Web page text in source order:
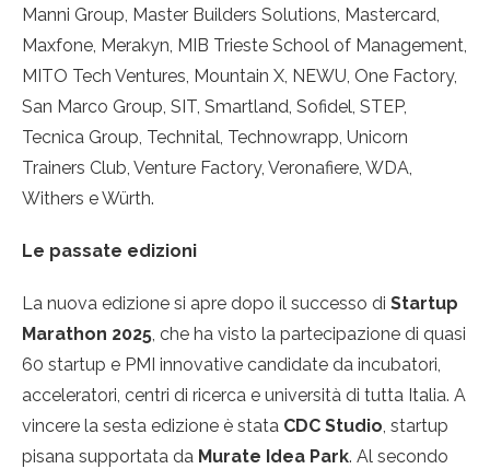
Manni Group, Master Builders Solutions, Mastercard,
Maxfone, Merakyn, MIB Trieste School of Management,
MITO Tech Ventures, Mountain X, NEWU, One Factory,
San Marco Group, SIT, Smartland, Sofidel, STEP,
Tecnica Group, Technital, Technowrapp, Unicorn
Trainers Club, Venture Factory, Veronafiere, WDA,
Withers e Würth.
Le passate edizioni
La nuova edizione si apre dopo il successo di Startup
Marathon 2025 , che ha visto la partecipazione di quasi
60 startup e PMI innovative candidate da incubatori,
acceleratori, centri di ricerca e università di tutta Italia. A
vincere la sesta edizione è stata CDC Studio , startup
pisana supportata da Murate Idea Park. Al secondo